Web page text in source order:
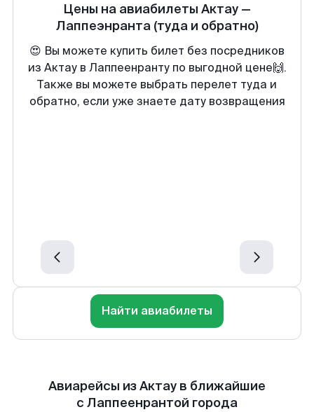
Цены на авиабилеты Актау —
Лаппеэнранта (туда и обратно)
😍 Вы можете купить билет без посредников
из Актау в Лаппеенранту по выгодной цене🙌.
Также вы можете выбрать перелет туда и
обратно, если уже знаете дату возвращения
Найти авиабилеты
Авиарейсы из Актау в ближайшие
с Лаппеенрантой города